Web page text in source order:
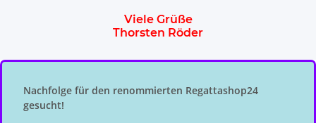
Viele Grüße
Thorsten Röder
Nachfolge für den renommierten Regattashop24
gesucht!